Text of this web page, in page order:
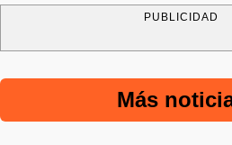
PUBLICIDAD
Más